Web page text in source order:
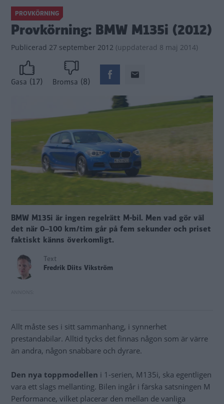
PROVKÖRNING
Provkörning: BMW M135i (2012)
Publicerad 27 september 2012 (uppdaterad 8 maj 2014)
Gasa (17) Bromsa (8)
BMW M135i är ingen regelrätt M-bil. Men vad gör väl
det när 0–100 km/tim går på fem sekunder och priset
faktiskt känns överkomligt.
Text
Fredrik Diits Vikström
Allt måste ses i sitt sammanhang, i synnerhet
prestandabilar. Alltid tycks det finnas någon som är värre
än andra, någon snabbare och dyrare.
Den nya toppmodellen i 1-serien, M135i, ska egentligen
vara ett slags mellanting. Bilen ingår i färska satsningen M
Performance, vilket placerar den mellan de vanliga